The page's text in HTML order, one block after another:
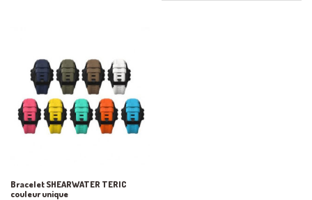
Bracelet SHEARWATER TERIC
couleur unique